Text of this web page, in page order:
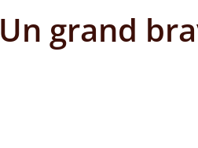
Un grand